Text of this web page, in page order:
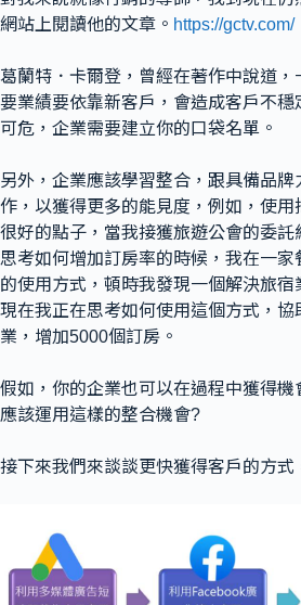
網站上閱讀他的文章。 https://gctv.com/
葛蘭特．卡爾登，曾經在著作中說道，
要業績要依靠新客戶，會造成客戶不穩
可危，企業需要建立你的口袋名單。
另外，企業應該學習整合，跟具備品牌
作，以獲得更多的能見度，例如，使用
很好的點子，當我接獲旅遊公會的委託
思考如何增加訂房率的時候，我在一家
的使用方式，頓時我發現一個解決旅宿
現在我正在思考如何使用這個方式，協
業，增加5000個訂房。
假如，你的企業也可以在過程中獲得機
應該運用這樣的整合機會?
接下來我們來談談更快獲得客戶的方式